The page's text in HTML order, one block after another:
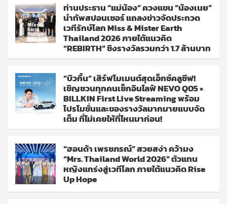
ท่านประธาน “แม่น้อง” ควงแขน “น้องเนย”
นำทัพสปอนเซอร์ แถลงข่าวจัดประกวด
เวทีรักษ์โลก Miss & Mister Earth
Thailand 2026 ภายใต้แนวคิด
“REBIRTH” ชิงรางวัลรวมกว่า 1.7 ล้านบาท
“บิวกิ้น” เสิร์ฟโมเมนต์สุดเอ็กซ์คลูซีฟ!
เชิญชวนทุกคนเช็กอินไลฟ์ NEVO Q05 ×
BILLKIN First Live Streaming พร้อม
โปรโมชั่นและของรางวัลมากมายแบบจัด
เต็ม ที่ไม่เคยให้ที่ไหนมาก่อน!
“ฮอนด้า เพรชภรณ์” สวยสง่า คว้ามง
“Mrs. Thailand World 2026” ตัวแทน
หญิงแกร่งสู่เวทีโลก ภายใต้แนวคิด Rise
Up Hope